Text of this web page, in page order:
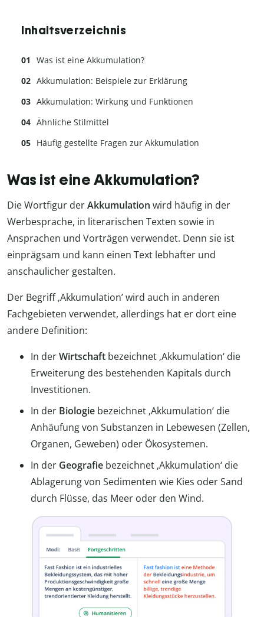
Inhaltsverzeichnis
Was ist eine Akkumulation?
Akkumulation: Beispiele zur Erklärung
Akkumulation: Wirkung und Funktionen
Ähnliche Stilmittel
Häufig gestellte Fragen zur Akkumulation
Was ist eine Akkumulation?
Die Wortfigur derAkkumulation wird häufig in der
Werbesprache, in literarischen Texten sowie in
Ansprachen und Vorträgen verwendet. Denn sie ist
einprägsam und kann einen Text lebhafter und
anschaulicher gestalten.
Der Begriff ‚Akkumulation’ wird auch in anderen
Fachgebieten verwendet, allerdings hat er dort eine
andere Definition:
In derWirtschaft bezeichnet ‚Akkumulation‘ die
Erweiterung des bestehenden Kapitals durch
Investitionen.
In der Biologie bezeichnet ‚Akkumulation‘ die
Anhäufung von Substanzen in Lebewesen (Zellen,
Organen, Geweben) oder Ökosystemen.
In der Geografie bezeichnet ‚Akkumulation‘ die
Ablagerung von Sedimenten wie Kies oder Sand
durch Flüsse, das Meer oder den Wind.